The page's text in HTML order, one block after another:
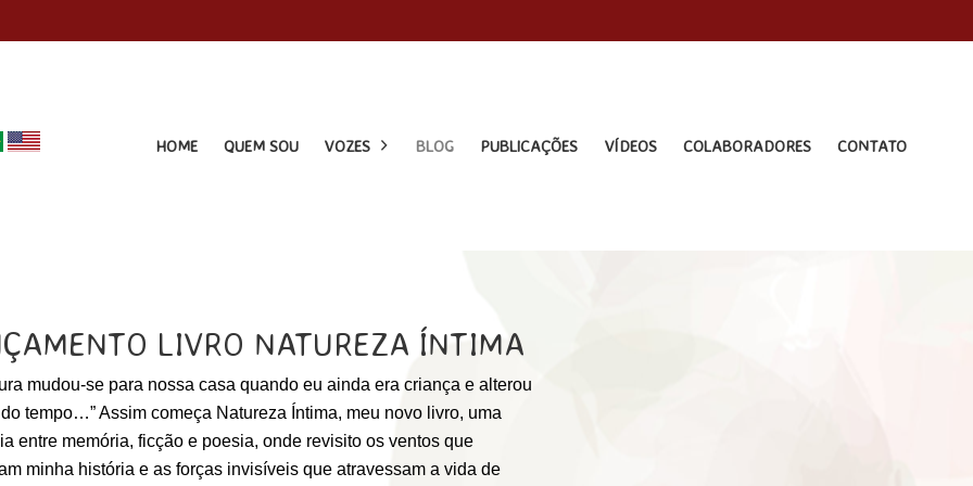
HOME QUEM SOU VOZES BLOG PUBLICAÇÕES VÍDEOS COLABORADORES CONTATO
LIVRO NATUREZA ÍNTIMA
mudou-se para nossa casa quando eu ainda era criança e alterou
tempo…” Assim começa Natureza Íntima, meu novo livro, uma
entre memória, ficção e poesia, onde revisito os ventos que
minha história e as forças invisíveis que atravessam a vida de